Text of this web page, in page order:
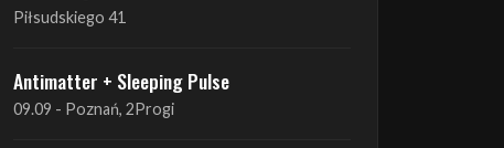
ProgRockFest 2026
Piłsudskiego 41